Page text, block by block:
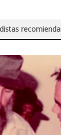
recomienda